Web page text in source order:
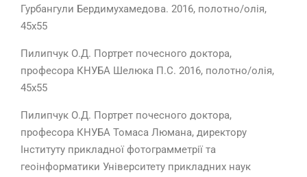
Гурбангули Бердимухамедова. 2016, полотно/олія,
45х55
Пилипчук О.Д. Портрет почесного доктора,
професора КНУБА Шелюка П.С. 2016, полотно/олія,
45х55
Пилипчук О.Д. Портрет почесного доктора,
професора КНУБА Томаса Люмана, директору
Інституту прикладної фотограмметрії та
геоінформатики Університету прикладних наук